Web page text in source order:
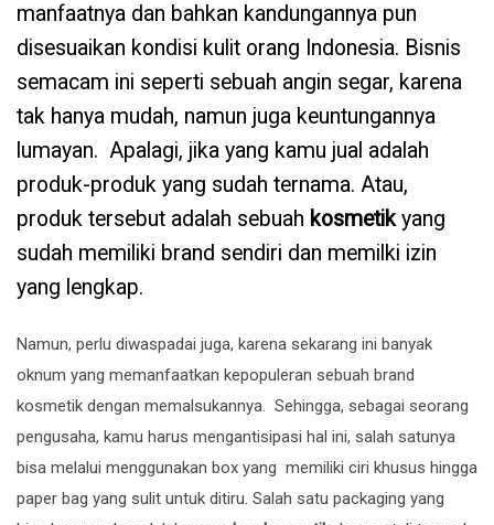
manfaatnya dan bahkan kandungannya pun
disesuaikan kondisi kulit orang Indonesia. Bisnis
semacam ini seperti sebuah angin segar, karena
tak hanya mudah, namun juga keuntungannya
lumayan. Apalagi, jika yang kamu jual adalah
produk-produk yang sudah ternama. Atau,
produk tersebut adalah sebuah kosmetikyang
sudah memiliki brand sendiri dan memilki izin
yang lengkap.
Namun, perlu diwaspadai juga, karena sekarang ini banyak
oknum yang memanfaatkan kepopuleran sebuah brand
kosmetik dengan memalsukannya. Sehingga, sebagai seorang
pengusaha, kamu harus mengantisipasi hal ini, salah satunya
bisa melalui menggunakan box yang memiliki ciri khusus hingga
paper bag yang sulit untuk ditiru. Salah satu packaging yang